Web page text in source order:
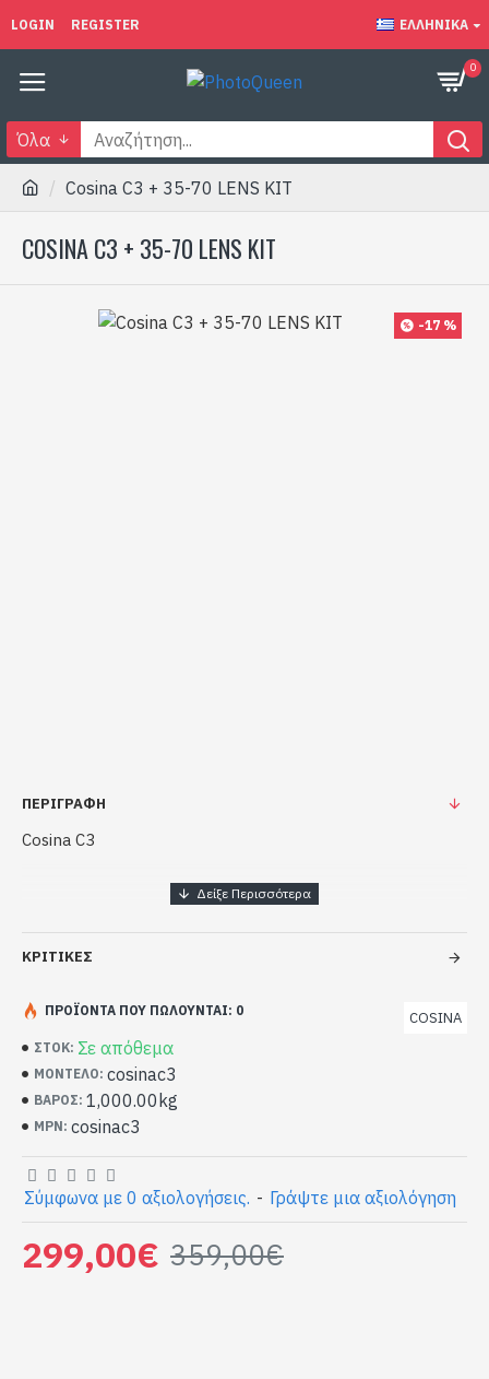
LOGIN REGISTER ΕΛΛΗΝΙΚΆ
0
Όλα
Cosina C3 + 35-70 LENS KIT
COSINA C3 + 35-70 LENS KIT
-17 %
ΠΕΡΙΓΡΑΦΉ
Cosina C3
ΚΡΙΤΙΚΈΣ
ΣΤΟΚ: Σε απόθεμα
ΜΟΝΤΈΛΟ: cosinac3
ΒΆΡΟΣ: 1,000.00kg
MPN: cosinac3
COSINA
ΠΡΟΪΌΝΤΑ ΠΟΥ ΠΩΛΟΎΝΤΑΙ: 0
Σύμφωνα με 0 αξιολογήσεις. - Γράψτε μια αξιολόγηση
299,00€ 359,00€